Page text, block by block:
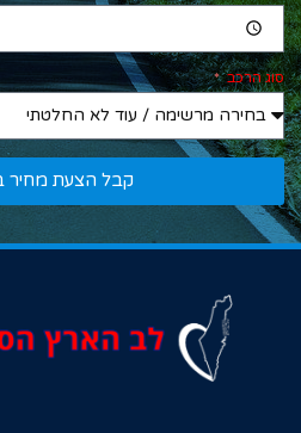
סוג הרכב
קבל הצעת מחיר